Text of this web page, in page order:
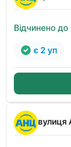
Відчинено
є 2 уп
вулиця